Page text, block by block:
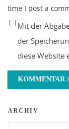
time I post a
Mit der
der
diese
ARCHIV